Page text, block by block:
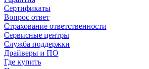
Сертификаты
Вопрос ответ
Страхование ответственности
Сервисные центры
Служба поддержки
Драйверы и ПО
Где купить